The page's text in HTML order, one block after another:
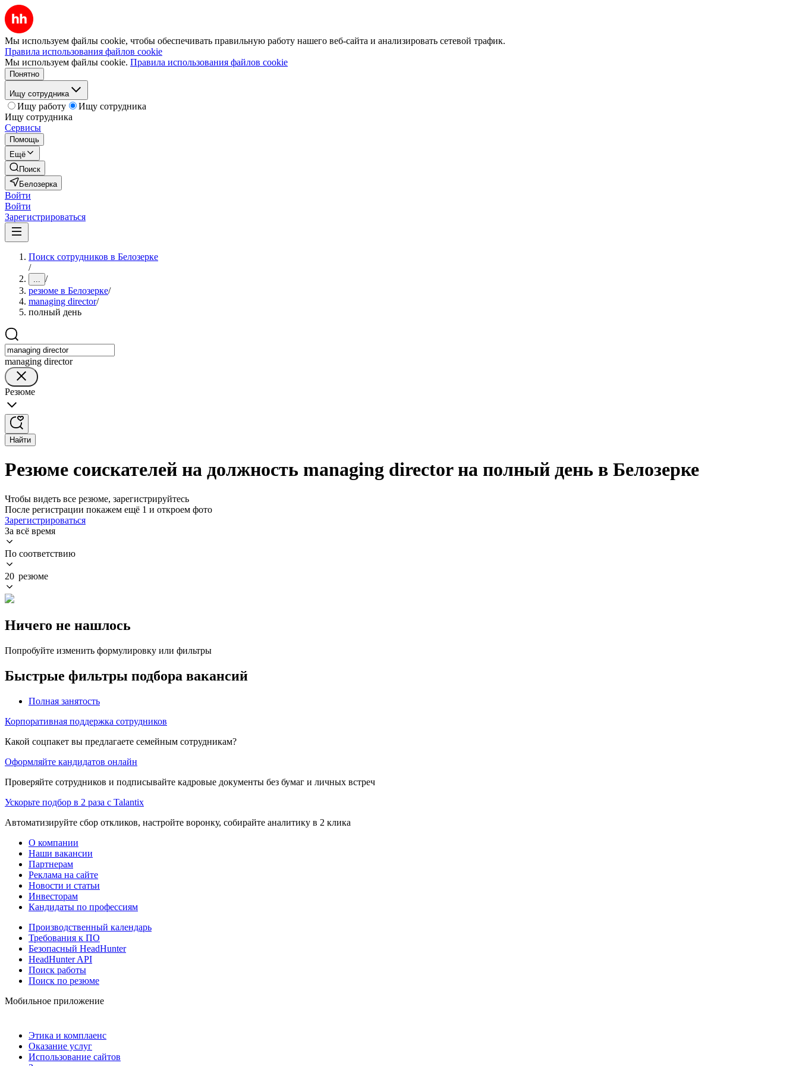
Мы используем файлы cookie, чтобы обеспечивать правильную работу нашего веб-сайта и анализировать сетевой трафик.
Правила использования файлов cookie
Мы используем файлы cookie. Правила использования файлов cookie
Понятно
Ищу сотрудника
Ищу работу
Ищу сотрудника
Ищу сотрудника
Сервисы
Помощь
Ещё
Поиск
Белозерка
Войти
Войти
Зарегистрироваться
Поиск сотрудников в Белозерке
/
... /
резюме в Белозерке/
managing director/
полный день
managing director
Резюме
Найти
Резюме соискателей на должность managing director на полный день в Белозерке
Чтобы видеть все резюме, зарегистрируйтесь
После регистрации покажем ещё 1 и откроем фото
Зарегистрироваться
За всё время
По соответствию
20 резюме
Ничего не нашлось
Попробуйте изменить формулировку или фильтры
Быстрые фильтры подбора вакансий
Полная занятость
Корпоративная поддержка сотрудников
Какой соцпакет вы предлагаете семейным сотрудникам?
Оформляйте кандидатов онлайн
Проверяйте сотрудников и подписывайте кадровые документы без бумаг и личных встреч
Ускорьте подбор в 2 раза с Talantix
Автоматизируйте сбор откликов, настройте воронку, собирайте аналитику в 2 клика
О компании
Наши вакансии
Партнерам
Реклама на сайте
Новости и статьи
Инвесторам
Кандидаты по профессиям
Производственный календарь
Требования к ПО
Безопасный HeadHunter
HeadHunter API
Поиск работы
Поиск по резюме
Мобильное приложение
Этика и комплаенс
Оказание услуг
Использование сайтов